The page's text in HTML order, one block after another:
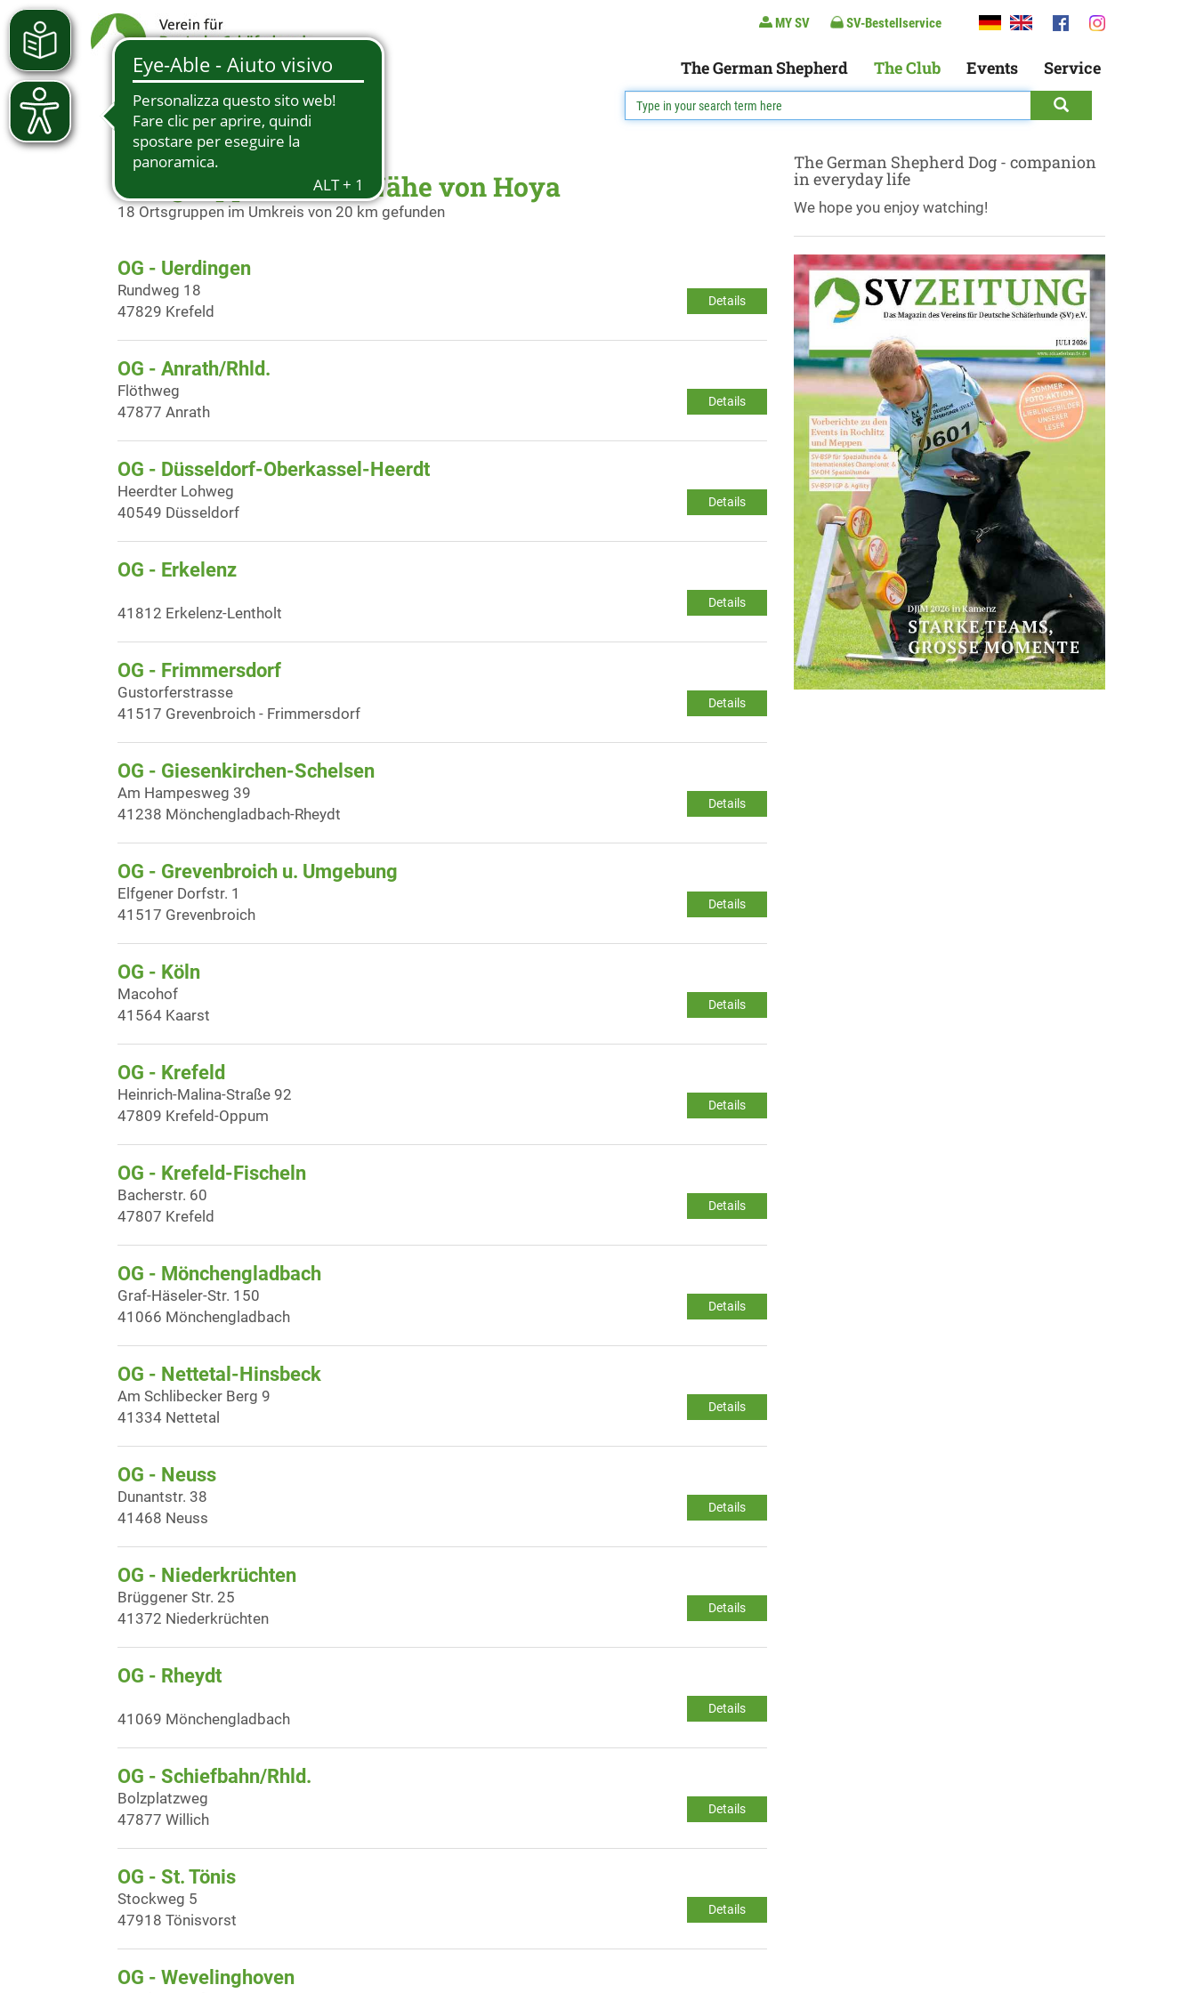
MY SV SV-Bestellservice
The German Shepherd The Club Events Service
Ortsgruppen in der Nähe von Hoya
18 Ortsgruppen im Umkreis von 20 km gefunden
OG - Uerdingen
Details
Rundweg 18
47829 Krefeld
OG - Anrath/Rhld.
Details
Flöthweg
47877 Anrath
OG - Düsseldorf-Oberkassel-Heerdt
Details
Heerdter Lohweg
40549 Düsseldorf
OG - Erkelenz
Details
41812 Erkelenz-Lentholt
OG - Frimmersdorf
Details
Gustorferstrasse
41517 Grevenbroich - Frimmersdorf
OG - Giesenkirchen-Schelsen
Details
Am Hampesweg 39
41238 Mönchengladbach-Rheydt
OG - Grevenbroich u. Umgebung
Details
Elfgener Dorfstr. 1
41517 Grevenbroich
OG - Köln
Details
Macohof
41564 Kaarst
OG - Krefeld
Details
Heinrich-Malina-Straße 92
47809 Krefeld-Oppum
OG - Krefeld-Fischeln
Details
Bacherstr. 60
47807 Krefeld
OG - Mönchengladbach
Details
Graf-Häseler-Str. 150
41066 Mönchengladbach
OG - Nettetal-Hinsbeck
Details
Am Schlibecker Berg 9
41334 Nettetal
OG - Neuss
Details
Dunantstr. 38
41468 Neuss
OG - Niederkrüchten
Details
Brüggener Str. 25
41372 Niederkrüchten
OG - Rheydt
Details
41069 Mönchengladbach
OG - Schiefbahn/Rhld.
Details
Bolzplatzweg
47877 Willich
OG - St. Tönis
Details
Stockweg 5
47918 Tönisvorst
OG - Wevelinghoven
The German Shepherd Dog - companion
in everyday life
We hope you enjoy watching!